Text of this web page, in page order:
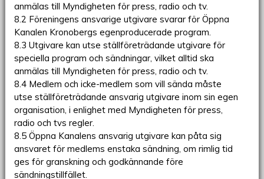
anmälas till Myndigheten för press, radio och tv.
8.2 Föreningens ansvarige utgivare svarar för Öppna
Kanalen Kronobergs egenproducerade program.
8.3 Utgivare kan utse ställföreträdande utgivare för
speciella program och sändningar, vilket alltid ska
anmälas till Myndigheten för press, radio och tv.
8.4 Medlem och icke-medlem som vill sända måste
utse ställföreträdande ansvarig utgivare inom sin egen
organisation, i enlighet med Myndigheten för press,
radio och tvs regler.
8.5 Öppna Kanalens ansvarig utgivare kan påta sig
ansvaret för medlems enstaka sändning, om rimlig tid
ges för granskning och godkännande före
sändningstillfället.